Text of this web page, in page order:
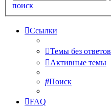
поиск
Ссылки
Темы без ответов
Активные темы
Поиск
FAQ